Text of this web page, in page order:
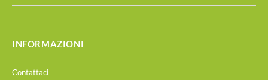
INFORMAZIONI
Contattaci